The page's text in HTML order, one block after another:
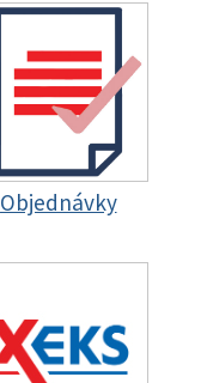
Objednávky